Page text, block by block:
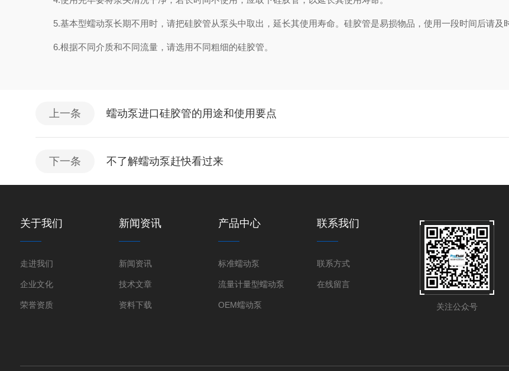
5.基本型蠕动泵长期不用时，请把硅胶管从泵头中取出，延长其使用寿命。硅胶管是易损物品，使用一段时间后请及
6.根据不同介质和不同流量，请选用不同粗细的硅胶管。
上一条 蠕动泵进口硅胶管的用途和使用要点
下一条 不了解蠕动泵赶快看过来
关于我们
走进我们
企业文化
荣誉资质
新闻资讯
新闻资讯
技术文章
资料下载
产品中心
标准蠕动泵
流量计量型蠕动泵
OEM蠕动泵
联系我们
联系方式
在线留言
关注公众号